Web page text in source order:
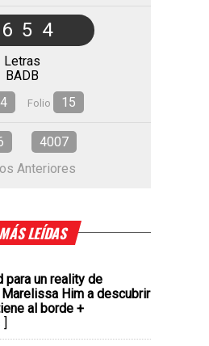
Letras
BADB
Folio 15
4007
Anteriores
LEÍDAS
para un reality de
Him a descubrir
al borde +
]